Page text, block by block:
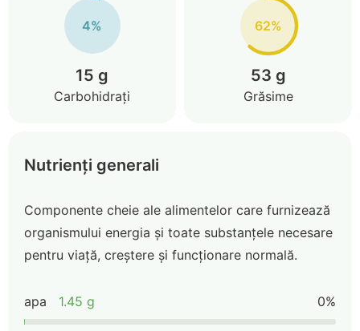
4%
15 g
Carbohidrați
62%
53 g
Grăsime
Nutrienți generali
Componente cheie ale alimentelor care furnizează
organismului energia și toate substanțele necesare
pentru viață, creștere și funcționare normală.
apa 1.45 g 0%